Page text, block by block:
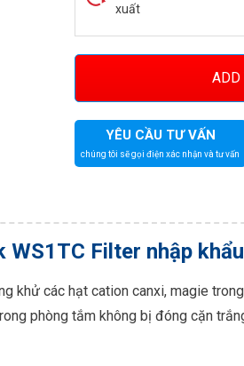
xuất
ADD
YÊU CẦU TƯ VẤN
chúng tôi sẽ gọi điện xác nhận và tư vấn
WS1TC Filter nhập
khử các hạt cation canxi, magie
phòng tắm không bị đóng cặn